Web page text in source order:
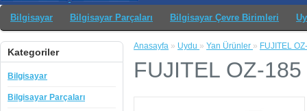
Bilgisayar Bilgisayar Parçaları Bilgisayar Çevre Birimleri
Kategoriler
Bilgisayar
Bilgisayar Parçaları
Anasayfa » Uydu » Yan Ürünler » FUJITEL
FUJITEL OZ-